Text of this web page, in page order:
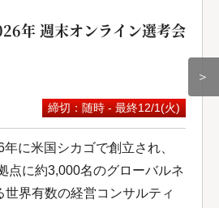
年 週末オンライン選考会
締切：随時 - 最終12/1(火)
に米国シカゴで創立され、
点に約3,000名のグローバルネ
世界有数の経営コンサルティ
＞